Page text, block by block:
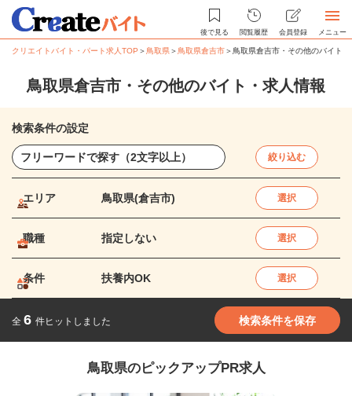
後で見る 閲覧履歴 会員登録 メニュー
クリエイトバイト・パート求人TOP ＞ 鳥取県＞ 鳥取県倉吉市＞ 鳥取県倉吉市・その他のバイト
鳥取県倉吉市・その他のバイト・求人情報
検索条件の設定
絞り込む
エリア 鳥取県(倉吉市) 選択
職種 指定しない 選択
条件 扶養内OK 選択
全 6 件ヒットしました 検索条件を保存
鳥取県のピックアップPR求人